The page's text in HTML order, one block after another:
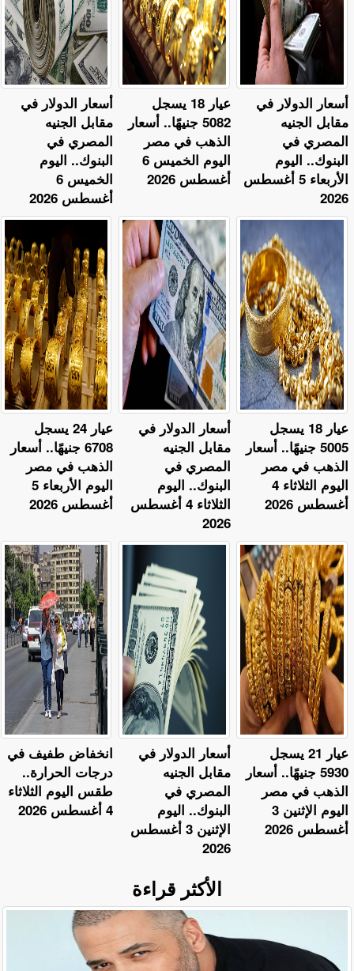
أسعار الدولار في
مقابل الجنيه
المصري في
البنوك.. اليوم
الخميس 6
أغسطس 2026
عيار 18 يسجل
5082 جنيهًا.. أسعار
الذهب في مصر
اليوم الخميس 6
أغسطس 2026
أسعار الدولار في
مقابل الجنيه
المصري في
البنوك.. اليوم
الأربعاء 5 أغسطس
2026
عيار 24 يسجل
6708 جنيهًا.. أسعار
الذهب في مصر
اليوم الأربعاء 5
أغسطس 2026
أسعار الدولار في
مقابل الجنيه
المصري في
البنوك.. اليوم
الثلاثاء 4 أغسطس
2026
عيار 18 يسجل
5005 جنيهًا.. أسعار
الذهب في مصر
اليوم الثلاثاء 4
أغسطس 2026
​انخفاض طفيف في
درجات الحرارة..
طقس اليوم الثلاثاء
4 أغسطس 2026
أسعار الدولار في
مقابل الجنيه
المصري في
البنوك.. اليوم
الإثنين 3 أغسطس
2026
عيار 21 يسجل
5930 جنيهًا.. أسعار
الذهب في مصر
اليوم الإثنين 3
أغسطس 2026
الأكثر قراءة